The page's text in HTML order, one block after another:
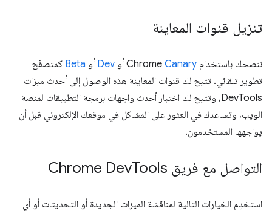
تنزيل قنوات المعاينة
ننصحك باستخدام Chrome Canary أو Dev أو Beta كمتصفّح
تطوير تلقائي. تتيح لك قنوات المعاينة هذه الوصول إلى أحدث ميزات
DevTools، وتتيح لك اختبار أحدث واجهات برمجة التطبيقات لمنصة
الويب، وتساعدك في العثور على المشاكل في موقعك الإلكتروني قبل أن
يواجهها المستخدمون.
التواصل مع فريق Chrome Dev Tools
استخدِم الخيارات التالية لمناقشة الميزات الجديدة أو التحديثات أو أي